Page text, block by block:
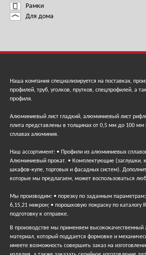
Рамки
Для дома
Наша компания специализируется на поставках,
профилей, труб, уголков, прутков, спецпрофилей, а
профиля.
Алюминиевый лист гладкий, алюминиевый лист
плита представлены в толщинах от 0,5 мм до 100 мм
сплавах алюминия.
Наш ассортимент: • Профили из алюминиевых
Алюминиевый прокат. • Комплектующие (заглушки,
шкафов-купе, торговых и фасадных систем).
которые мы предлагаем, может воспользоваться
Мы производим: • порезку по заданным
6,15,21 микрон; • порошковую покраску по каталогу
подготовку к отправке.
В производстве мы применяем высококачественный
материал, который поддается формовке и
имеете возможность совершить заказ на